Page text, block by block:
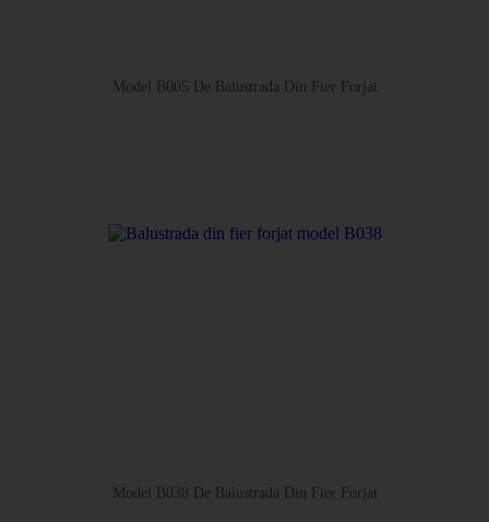
Model B005 De Balustrada Din Fier Forjat
Model B038 De Balustrada Din Fier Forjat